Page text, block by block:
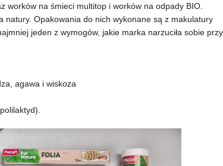
worków na śmieci multitop i worków na odpady BIO.
Opakowania do nich wykonane są z makulatury
jeden z wymogów, jakie marka narzuciła sobie przy
agawa i wiskoza